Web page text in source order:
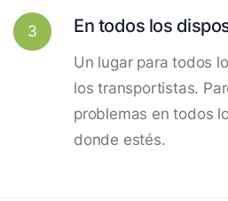
3 En todos los
Un lugar para todos
los transportistas.
problemas en todos
donde estés.